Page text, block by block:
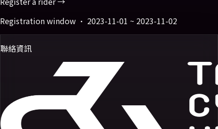
Registration window · 2023-11-01 ~ 2023-11-02
聯絡資訊